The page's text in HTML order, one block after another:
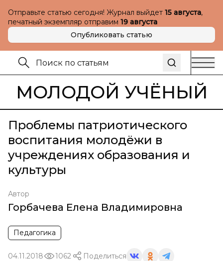
Отправьте статью сегодня! Журнал выйдет 15 августа,
печатный экземпляр отправим 19 августа
Опубликовать статью
МОЛОДОЙ УЧЁНЫЙ
Проблемы патриотического
воспитания молодёжи в
учреждениях образования и
культуры
Автор
Горбачева Елена Владимировна
Педагогика
04.11.2018 1062 Поделиться